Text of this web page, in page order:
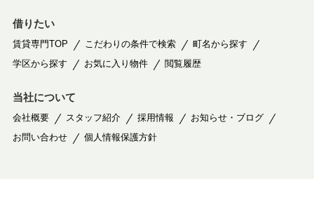
借りたい
賃貸専門TOP こだわりの条件で検索
町名から探す
学区から探す
お気に入り物件 閲覧履歴
当社について
会社概要 スタッフ紹介 採用情報
お知らせ・ブログ
お問い合わせ
個人情報保護方針